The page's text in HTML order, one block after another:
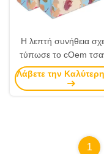
Η λεπτή συνήθεια
τύπωσε το cOem
εγγράφου/
εμπορευμάτων
Λάβετε την
1